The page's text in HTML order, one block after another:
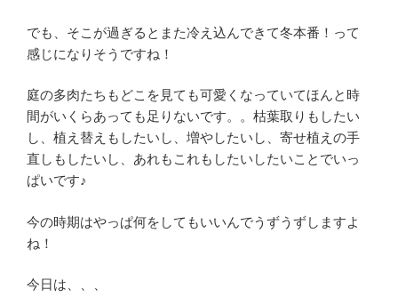
でも、そこが過ぎるとまた冷え込んできて冬本番！って
感じになりそうですね！
庭の多肉たちもどこを見ても可愛くなっていてほんと時
間がいくらあっても足りないです。。枯葉取りもしたい
し、植え替えもしたいし、増やしたいし、寄せ植えの手
直しもしたいし、あれもこれもしたいしたいことでいっ
ぱいです♪
今の時期はやっぱ何をしてもいいんでうずうずしますよ
ね！
今日は、、、